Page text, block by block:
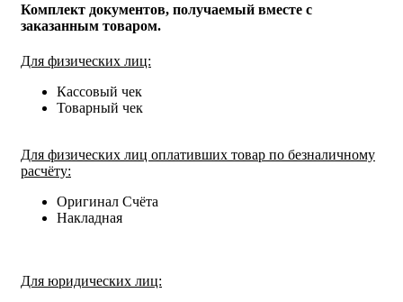
Комплект документов, получаемый вместе с
заказанным товаром.
Для физических лиц:
Кассовый чек
Товарный чек
Для физических лиц оплативших товар по безналичному
расчёту:
Оригинал Счёта
Накладная
Для юридических лиц: